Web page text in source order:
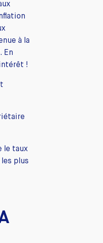
à la
En
!
le taux
plus